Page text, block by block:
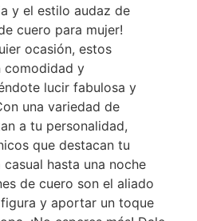
y el estilo audaz de
cuero para mujer!
ocasión, estos
comodidad y
lucir fabulosa y
una variedad de
a tu personalidad,
que destacan tu
hasta una noche
de cuero son el aliado
y aportar un toque